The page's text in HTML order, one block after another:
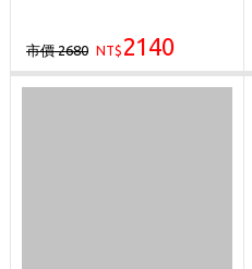
市價 2680 NT$ 2140